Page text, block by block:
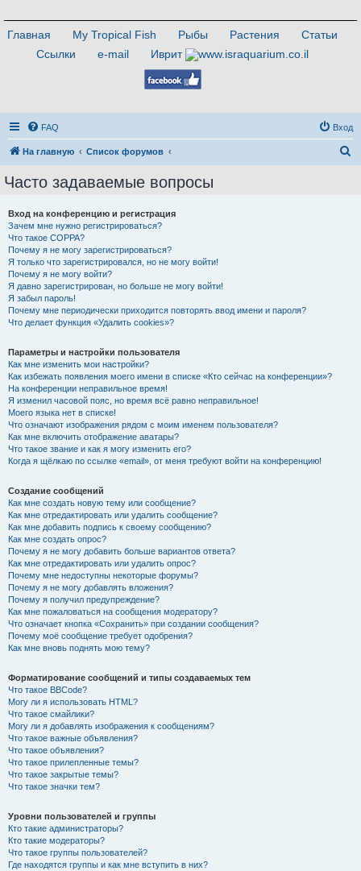
Главная My Tropical Fish Рыбы Растения
Статьи
Ссылки
e-mail Иврит
FAQ Вход
На главную Список форумов
Часто задаваемые вопросы
Вход на конференцию и регистрация
Зачем мне нужно регистрироваться?
Что такое COPPA?
Почему я не могу зарегистрироваться?
Я только что зарегистрировался, но не могу войти!
Почему я не могу войти?
Я давно зарегистрирован, но больше не могу войти!
Я забыл пароль!
Почему мне периодически приходится повторять ввод имени и пароля?
Что делает функция «Удалить cookies»?
Параметры и настройки пользователя
Как мне изменить мои настройки?
Как избежать появления моего имени в списке «Кто сейчас на конференции»?
На конференции неправильное время!
Я изменил часовой пояс, но время всё равно неправильное!
Моего языка нет в списке!
Что означают изображения рядом с моим именем пользователя?
Как мне включить отображение аватары?
Что такое звание и как я могу изменить его?
Когда я щёлкаю по ссылке «email», от меня требуют войти на конференцию!
Создание сообщений
Как мне создать новую тему или сообщение?
Как мне отредактировать или удалить сообщение?
Как мне добавить подпись к своему сообщению?
Как мне создать опрос?
Почему я не могу добавить больше вариантов ответа?
Как мне отредактировать или удалить опрос?
Почему мне недоступны некоторые форумы?
Почему я не могу добавлять вложения?
Почему я получил предупреждение?
Как мне пожаловаться на сообщения модератору?
Что означает кнопка «Сохранить» при создании сообщения?
Почему моё сообщение требует одобрения?
Как мне вновь поднять мою тему?
Форматирование сообщений и типы создаваемых тем
Что такое BBCode?
Могу ли я использовать HTML?
Что такое смайлики?
Могу ли я добавлять изображения к сообщениям?
Что такое важные объявления?
Что такое объявления?
Что такое прилепленные темы?
Что такое закрытые темы?
Что такое значки тем?
Уровни пользователей и группы
Кто такие администраторы?
Кто такие модераторы?
Что такое группы пользователей?
Где находятся группы и как мне вступить в них?